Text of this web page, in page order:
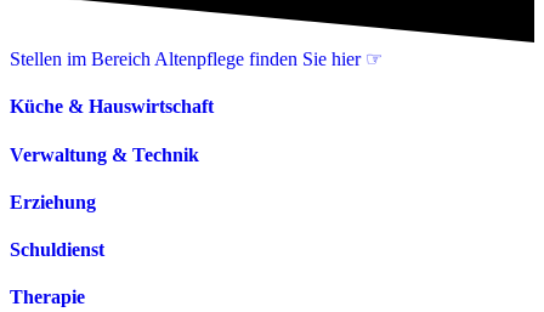
Stellen im Bereich Altenpflege finden Sie hier ☞
Küche & Hauswirtschaft
Verwaltung & Technik
Erziehung
Schuldienst
Therapie